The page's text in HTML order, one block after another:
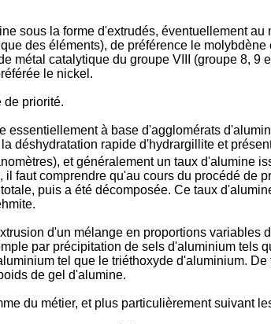
sous la forme d'extrudés, éventuellement au
des éléments), de préférence le
métal catalytique du groupe VIII (groupe 8, 9
le nickel.
de priorité.
à base d'agglomérats
déshydratation rapide d'hydrargillite et
et généralement un taux d'alumine
faut comprendre qu'au cours du procédé de
puis a été décomposée. Ce taux
d'un mélange en proportions variables
par précipitation de sels d'aluminium tels
tel que le triéthoxyde d'aluminium.
de gel d'alumine.
du métier, et plus particulièrement suivant